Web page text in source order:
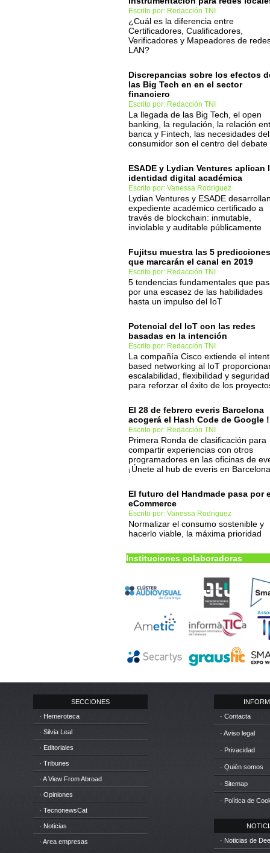
Escrito por: Redacción TNI
¿Cuál es la diferencia entre
Certificadores, Cualificadores,
Verificadores y Mapeadores de
LAN?
Discrepancias sobre los efectos
las Big Tech en en el sector
financiero
Escrito por: Redacción TNI
La llegada de las Big Tech, el open
banking, la regulación, la relación
banca y Fintech, las necesidades del
consumidor son el centro del debate
ESADE y Lydian Ventures aplican
identidad digital académica
Escrito por: Vanessa Rodriguez
Lydian Ventures y ESADE
expediente académico certificado a
través de blockchain: inmutable,
inviolable y auditable públicamente
Fujitsu muestra las 5 predicciones
que marcarán el canal en 2019
Escrito por: Redacción TNI
5 tendencias fundamentales que
por una escasez de las habilidades
hasta un impulso del IoT
Potencial del IoT con las redes
basadas en la intención
Escrito por: Redacción TNI
La compañía Cisco extiende el
based networking al IoT
escalabilidad, flexibilidad y seguridad
para reforzar el éxito de los
El 28 de febrero everis Barcelona
acogerá el Hash Code de Google !
Escrito por: Redacción TNI
Primera Ronda de clasificación para
compartir experiencias con otros
programadores en las oficinas de
¡Únete al hub de everis en
El futuro del Handmade pasa por
eCommerce
Escrito por: Vanessa Rodriguez
Normalizar el consumo sostenible y
hacerlo viable, la máxima prioridad
Instituciones colaboradoras
SECCIONES
· Hemeroteca
· Silvia Leal
· Editoriales
· Tribunes
· A View From Abroad
· Opiniones
· TecnonewsCat
· Noticias
· Area empresas
· Contacta
· Aviso legal
· Privacidad
· Quién somos
· Sitemap
· Política de
· Noticias de